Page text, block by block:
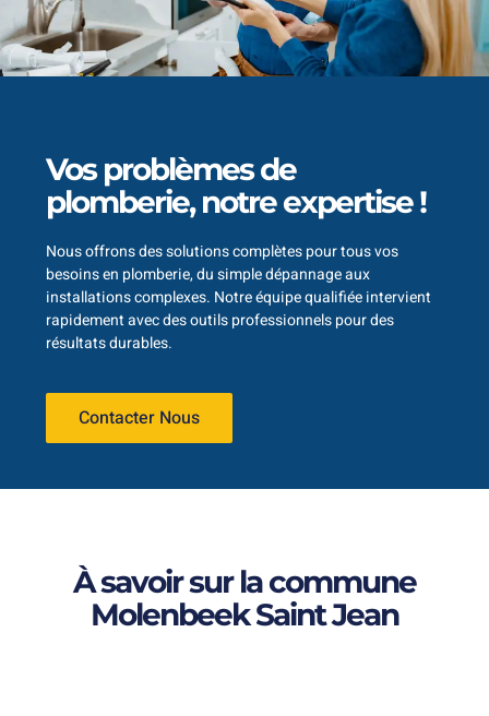
Vos problèmes de
plomberie, notre expertise !
Nous offrons des solutions complètes pour tous vos
besoins en plomberie, du simple dépannage aux
installations complexes. Notre équipe qualifiée intervient
rapidement avec des outils professionnels pour des
résultats durables.
Contacter Nous
À savoir sur la commune
Molenbeek Saint Jean